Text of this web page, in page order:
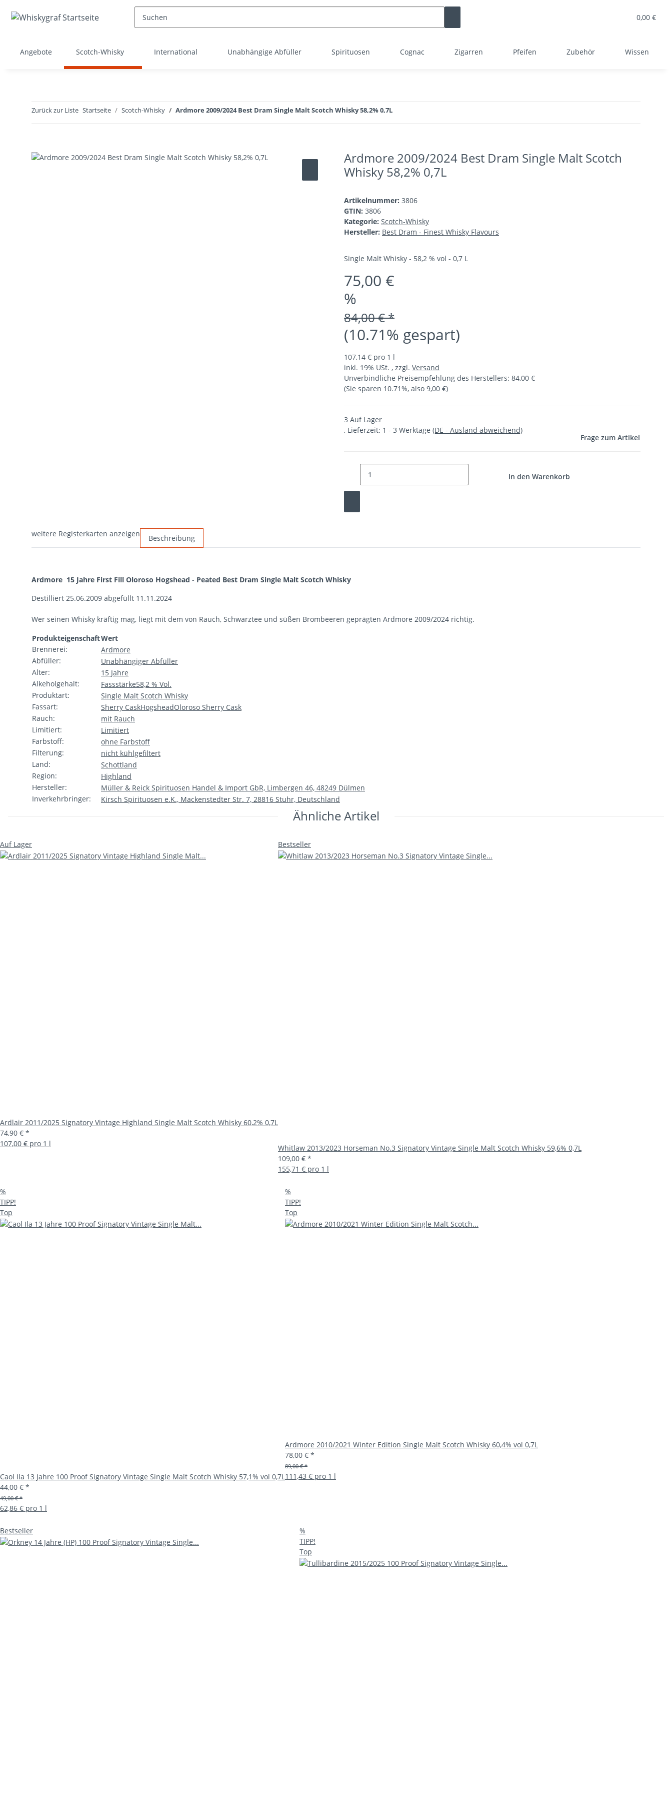
0,00 €
Angebote Scotch-Whisky International Unabhängige Abfüller Spirituosen Cognac Zigarren Pfeifen Zubehör Wissen
Zurück zur Liste Startseite Scotch-Whisky Ardmore 2009/2024 Best Dram Single Malt Scotch Whisky 58,2% 0,7L
Ardmore 2009/2024 Best Dram Single Malt Scotch
Whisky 58,2% 0,7L
Artikelnummer: 3806
GTIN: 3806
Kategorie: Scotch-Whisky
Hersteller: Best Dram - Finest Whisky Flavours
Single Malt Whisky - 58,2 % vol - 0,7 L
75,00 €
%
84,00 € *
(10.71% gespart)
107,14 € pro 1 l
inkl. 19% USt. , zzgl. Versand
Unverbindliche Preisempfehlung des Herstellers: 84,00 €
(Sie sparen 10.71%, also 9,00 €)
3 Auf Lager
, Lieferzeit: 1 - 3 Werktage (DE - Ausland abweichend)
Frage zum Artikel
In den Warenkorb
weitere Registerkarten anzeigen Beschreibung
Ardmore 15 Jahre First Fill Oloroso Hogshead - Peated Best Dram Single Malt Scotch Whisky
Destilliert 25.06.2009 abgefüllt 11.11.2024
Wer seinen Whisky kräftig mag, liegt mit dem von Rauch, Schwarztee und süßen Brombeeren geprägten Ardmore 2009/2024 richtig.
ProdukteigenschaftWert
Brennerei:
Ardmore
Abfüller:
Unabhängiger Abfüller
Alter:
15 Jahre
Alkeholgehalt:
Fassstärke58,2 % Vol.
Produktart:
Single Malt Scotch Whisky
Fassart:
Sherry CaskHogsheadOloroso Sherry Cask
Rauch:
mit Rauch
Limitiert:
Limitiert
Farbstoff:
ohne Farbstoff
Filterung:
nicht kühlgefiltert
Land:
Schottland
Region:
Highland
Hersteller:
Müller & Reick Spirituosen Handel & Import GbR, Limbergen 46, 48249 Dülmen
Inverkehrbringer:
Kirsch Spirituosen e.K., Mackenstedter Str. 7, 28816 Stuhr, Deutschland
Ähnliche Artikel
Auf Lager
Ardlair 2011/2025 Signatory Vintage Highland Single Malt Scotch Whisky 60,2% 0,7L
74,90 € *
107,00 € pro 1 l
Bestseller
Whitlaw 2013/2023 Horseman No.3 Signatory Vintage Single Malt Scotch Whisky 59,6% 0,7L
109,00 € *
155,71 € pro 1 l
%
TIPP!
Top
Caol Ila 13 Jahre 100 Proof Signatory Vintage Single Malt Scotch Whisky 57,1% vol 0,7L
44,00 € *
49,00 € *
62,86 € pro 1 l
%
TIPP!
Top
Ardmore 2010/2021 Winter Edition Single Malt Scotch Whisky 60,4% vol 0,7L
78,00 € *
89,00 € *
111,43 € pro 1 l
Bestseller
%
TIPP!
Top